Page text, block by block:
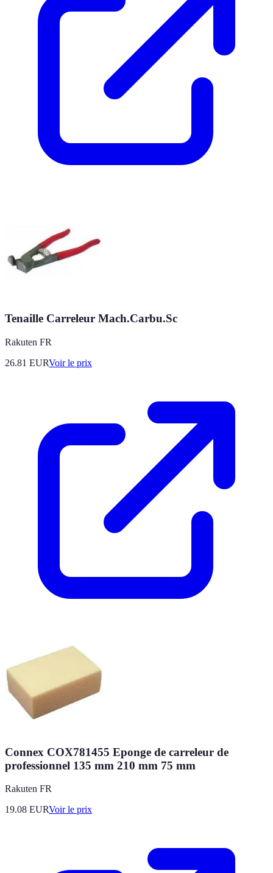
Tenaille Carreleur Mach.Carbu.Sc
Rakuten FR
26.81 EURVoir le prix
Connex COX781455 Eponge de carreleur de
professionnel 135 mm 210 mm 75 mm
Rakuten FR
19.08 EURVoir le prix